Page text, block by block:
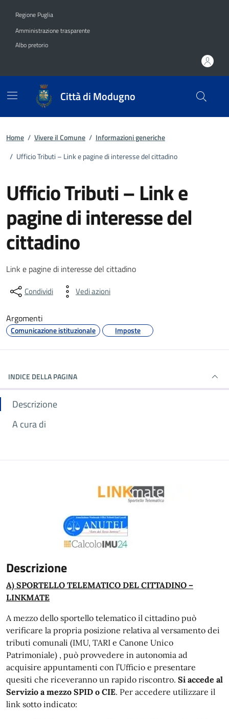
Regione Puglia
Amministrazione trasparente
Albo pretorio
Città di Modugno
Home / Vivere il Comune / Informazioni generiche
/ Ufficio Tributi – Link e pagine di interesse del cittadino
Ufficio Tributi – Link e
pagine di interesse del
cittadino
Dettagli dell'informazione
Link e pagine di interesse del cittadino
Condividi Vedi azioni
Argomenti
Comunicazione istituzionale Imposte
INDICE DELLA PAGINA
Descrizione
A cura di
Descrizione
A) SPORTELLO TELEMATICO DEL CITTADINO –
LINKMATE
A mezzo dello sportello telematico il cittadino può
verificare la propria posizione relativa al versamento dei
tributi comunali (IMU, TARI e Canone Unico
Patrimoniale) , può provvedere in autonomia ad
acquisire appuntamenti con l’Ufficio e presentare
quesiti che riceveranno un rapido riscontro. Si accede al
Servizio a mezzo SPID o CIE. Per accedere utilizzare il
link sotto indicato: